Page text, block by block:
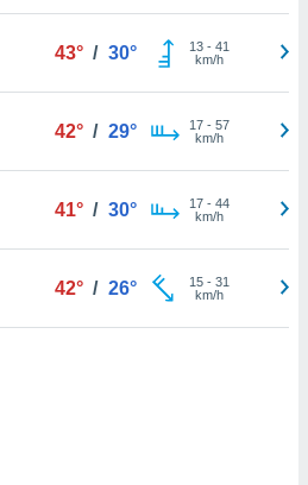
43° / 30° 13- 41
km/h
42° / 29° 17- 57
km/h
41° / 30° 17- 44
km/h
42° / 26° 15- 31
km/h